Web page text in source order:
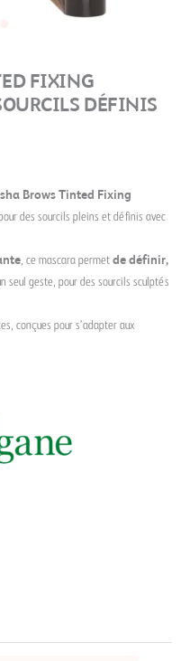
FIXING
DÉFINIS
Brows Tinted Fixing
des sourcils pleins et définis avec
, ce mascara permet de définir,
seul geste, pour des sourcils sculptés
conçues pour s’adapter aux